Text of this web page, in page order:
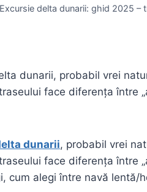
Excursie delta dunarii: ghid 2025 –
dunarii, probabil vrei
face diferența între
dunarii, probabil vrei
face diferența între
cum alegi între navă